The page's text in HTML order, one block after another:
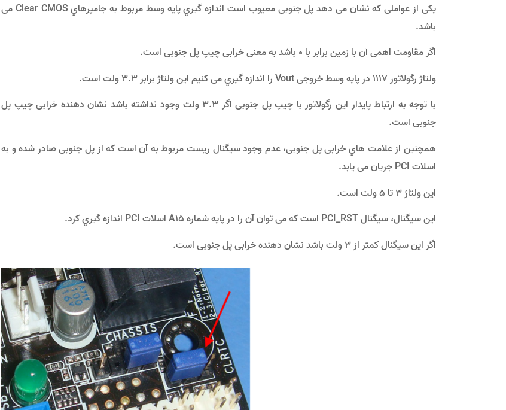
ﯾﮑﯽ از ﻋﻮاﻣﻠﯽ ﮐﻪ ﻧﺸﺎن ﻣﯽ دﻫﺪ ﭘﻞ ﺟﻨﻮﺑﯽ ﻣﻌﯿﻮب اﺳﺖ اﻧﺪازه ﮔﯿﺮي ﭘﺎﯾﻪ وﺳﻂ ﻣﺮﺑﻮط ﺑﻪ ﺟﺎﻣﭙﺮﻫﺎي Clear CMOS می
باشد.
اﮔﺮ ﻣﻘﺎوﻣﺖ اﻫﻤﯽ آن ﺑﺎ زﻣﯿﻦ برابر با 0 ﺑﺎﺷﺪ ﺑﻪ ﻣﻌﻨﯽ ﺧﺮاﺑﯽ ﭼﯿﭗ ﭘﻞ ﺟﻨﻮﺑﯽ اﺳﺖ.
وﻟﺘﺎژ رﮔﻮﻻﺗﻮر 1117 در ﭘﺎﯾﻪ وﺳﻂ ﺧﺮوﺟﯽ Vout را اﻧﺪازه ﮔﯿﺮي ﻣﯽ ﮐﻨﯿﻢ اﯾﻦ وﻟﺘﺎژ برابر 3.3 وﻟﺖ اﺳﺖ.
ﺑﺎ ﺗﻮﺟﻪ ﺑﻪ ارﺗﺒﺎط ﭘﺎﯾﺪار اﯾﻦ رﮔﻮﻻﺗﻮر ﺑﺎ ﭼﯿﭗ ﭘﻞ ﺟﻨﻮﺑﯽ اﮔﺮ 3.3 وﻟﺖ وﺟﻮد ﻧﺪاﺷﺘﻪ ﺑﺎﺷﺪ ﻧﺸﺎن دﻫﻨﺪه ﺧﺮاﺑﯽ ﭼﯿﭗ ﭘﻞ
ﺟﻨﻮﺑﯽ اﺳﺖ.
ﻫﻤﭽﻨﯿﻦ از ﻋﻼﻣﺖ ﻫﺎي ﺧﺮاﺑﯽ ﭘﻞ ﺟﻨﻮﺑﯽ، ﻋﺪم وﺟﻮد ﺳﯿﮕﻨﺎل رﯾﺴﺖ ﻣﺮﺑﻮط ﺑﻪ آن اﺳﺖ ﮐﻪ از ﭘﻞ ﺟﻨﻮﺑﯽ ﺻﺎدر ﺷﺪه و ﺑﻪ
اﺳﻼت PCI جریان ﻣﯽ ﯾﺎﺑﺪ.
اﯾﻦ وﻟﺘﺎژ 3 ﺗﺎ 5 وﻟﺖ اﺳﺖ.
اﯾﻦ ﺳﯿﮕﻨﺎل، ﺳﯿﮕﻨﺎل PCI_RST اﺳﺖ ﮐﻪ ﻣﯽ ﺗﻮان آن را در ﭘﺎﯾﻪ ﺷﻤﺎره A15 اﺳﻼت PCI اﻧﺪازه ﮔﯿﺮي ﮐﺮد.
اﮔﺮ اﯾﻦ ﺳﯿﮕﻨﺎل ﮐﻤﺘﺮ از 3 وﻟﺖ ﺑﺎﺷﺪ ﻧﺸﺎن دﻫﻨﺪه ﺧﺮاﺑﯽ ﭘﻞ ﺟﻨﻮﺑﯽ اﺳﺖ.